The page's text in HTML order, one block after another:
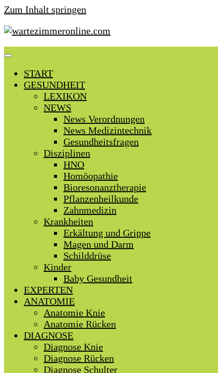
Zum Inhalt springen
START
GESUNDHEIT
LEXIKON
NEWS
News Verordnungen
News Medizintechnik
Gesundheitsfragen
Disziplinen
HNO
Homöopathie
Bioresonanztherapie
Pflanzenheilkunde
Zahnmedizin
Krankheiten
Erkältung und Grippe
Magen und Darm
Schilddrüse
Kinder
Baby Gesundheit
EXPERTEN
ANATOMIE
Anatomie Knie
Anatomie Rücken
DIAGNOSE
Diagnose Knie
Diagnose Rücken
Diagnose Schulter